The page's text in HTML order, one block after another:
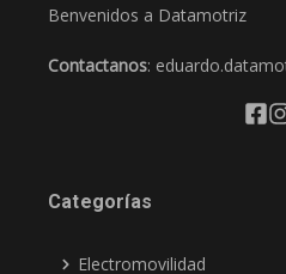
Benvenidos a Datamotriz
Contactanos:
Categorías
Electromovilidad